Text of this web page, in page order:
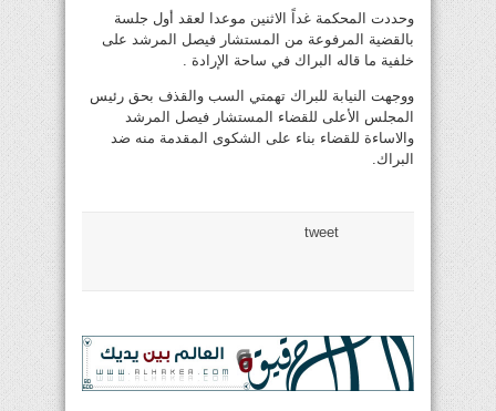
وحددت المحكمة غداً الاثنين موعدا لعقد أول جلسة
بالقضية المرفوعة من المستشار فيصل المرشد على
خلفية ما قاله البراك في ساحة الإرادة .
ووجهت النيابة للبراك تهمتي السب والقذف بحق رئيس
المجلس الأعلى للقضاء المستشار فيصل المرشد
والاساءة للقضاء بناء على الشكوى المقدمة منه ضد
البراك.
tweet